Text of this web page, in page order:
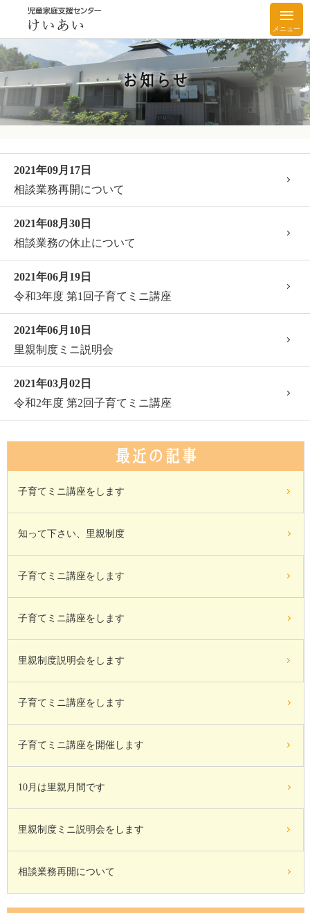
メニュー
お知らせ
2021年09月17日
相談業務再開について
2021年08月30日
相談業務の休止について
2021年06月19日
令和3年度 第1回子育てミニ講座
2021年06月10日
里親制度ミニ説明会
2021年03月02日
令和2年度 第2回子育てミニ講座
最近の記事
子育てミニ講座をします
知って下さい、里親制度
子育てミニ講座をします
子育てミニ講座をします
里親制度説明会をします
子育てミニ講座をします
子育てミニ講座を開催します
10月は里親月間です
里親制度ミニ説明会をします
相談業務再開について